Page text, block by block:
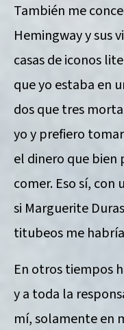
También me
Hemingway y sus
casas de iconos
que yo estaba en
dos que tres
yo y prefiero
el dinero que bien
comer. Eso sí, con
si Marguerite
titubeos me
En otros tiempos
y a toda la
mí, solamente en